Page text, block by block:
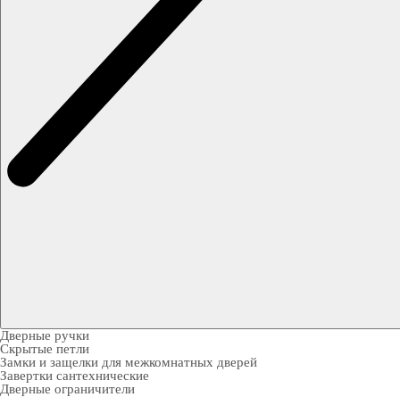
Дверные ручки
Скрытые петли
Замки и защелки для межкомнатных дверей
Завертки сантехнические
Дверные ограничители